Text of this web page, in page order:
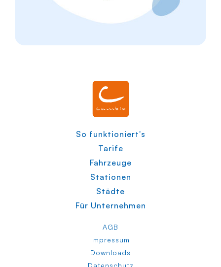
So funktioniert's
Tarife
Fahrzeuge
Stationen
Städte
Für Unternehmen
AGB
Impressum
Downloads
Datenschutz